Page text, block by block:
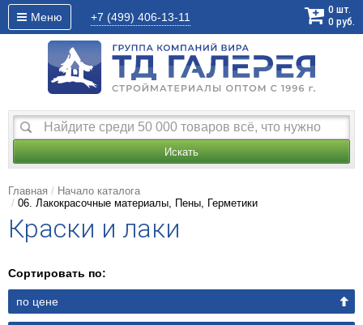
Меню +7 (499) 406-13-11
0 шт.
0 руб.
Искать
Главная
Начало каталога
06. Лакокрасочные материалы, Пены, Герметики
Краски и лаки
Сортировать по:
по цене